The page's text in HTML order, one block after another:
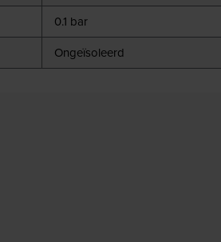
0.1 bar
Ongeïsoleerd